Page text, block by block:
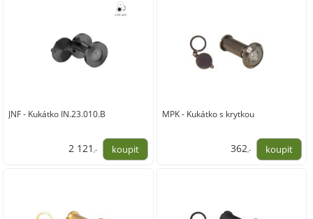
JNF - Kukátko IN.23.010.B
2 121 ,-
MPK - Kukátko s krytkou
362 ,-